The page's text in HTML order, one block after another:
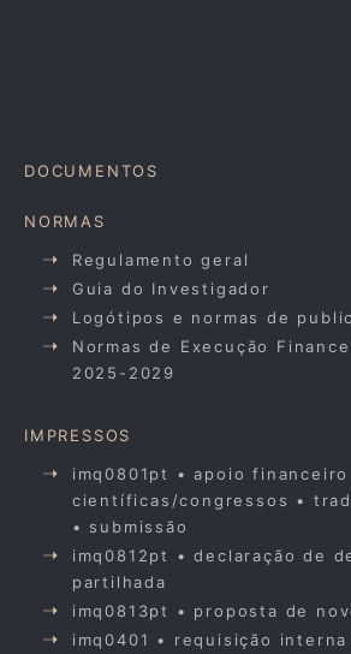
DOCUMENTOS
NORMAS
Regulamento geral
Guia do Investigador
Logótipos e normas de
Normas de Execução
2025-2029
IMPRESSOS
imq0801pt • apoio
científicas/congressos •
• submissão
imq0812pt • declaração de
partilhada
imq0813pt • proposta de
imq0401 • requisição interna